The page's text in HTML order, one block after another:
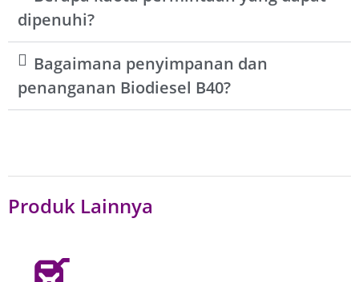
dipenuhi?
Bagaimana penyimpanan dan
penanganan Biodiesel B40?
Produk Lainnya